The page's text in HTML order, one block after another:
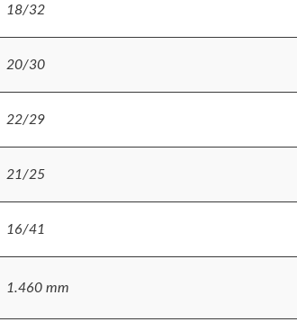
18/32
20/30
22/29
21/25
16/41
1.460 mm